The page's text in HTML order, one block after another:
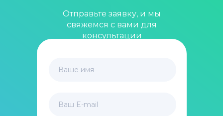
Отправьте заявку, и мы
свяжемся с вами для
консультации
Ваше имя
Ваш E-mail